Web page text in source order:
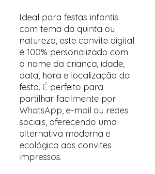
Ideal para festas infantis
com tema da quinta ou
natureza, este convite digital
é 100% personalizado com
o nome da criança, idade,
data, hora e localização da
festa. É perfeito para
partilhar facilmente por
WhatsApp, e-mail ou redes
sociais, oferecendo uma
alternativa moderna e
ecológica aos convites
impressos.